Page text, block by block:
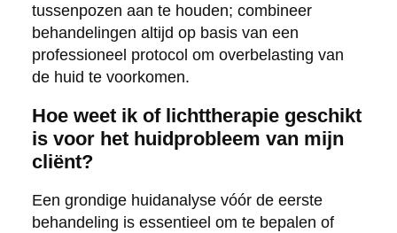
tussenpozen aan te houden; combineer
behandelingen altijd op basis van een
professioneel protocol om overbelasting van
de huid te voorkomen.
Hoe weet ik of lichttherapie geschikt
is voor het huidprobleem van mijn
cliënt?
Een grondige huidanalyse vóór de eerste
behandeling is essentieel om te bepalen of